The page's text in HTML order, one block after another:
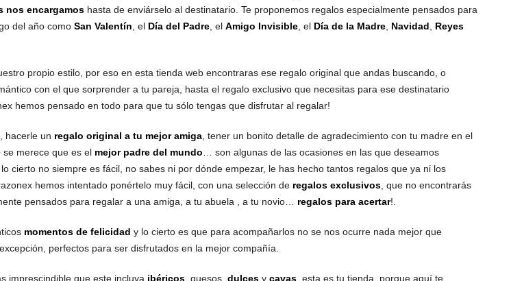
nos encargamoshasta de enviárselo al destinatario. Te proponemos regalos especialmente pensados para
del año como San Valentín , elDía del Padre, el Amigo Invisible, el Día de la Madre, Navidad
Reyes
propio estilo, por eso en esta tienda web encontraras ese regalo original que andas buscando, o
con el que sorprender a tu pareja, hasta el regalo exclusivo que necesitas para ese destinatario
hemos pensado en todo para que tu sólo tengas que disfrutar al regalar!
, hacerle un regalo original a tu mejor amiga, tener un bonito detalle de agradecimiento con tu madre en el
merece que es el mejor padre del mundo … son algunas de las ocasiones en las que deseamos
cierto no siempre es fácil, no sabes ni por dónde empezar, le has hecho tantos regalos que ya ni los
hemos intentado ponértelo muy fácil, con una selección de regalos exclusivos, que no encontrarás
pensados para regalar a una amiga, a tu abuela , a tu novio… regalos para acertar!.
momentos de felicidad y lo cierto es que para acompañarlos no se nos ocurre nada mejor que
perfectos para ser disfrutados en la mejor compañía.
imprescindible que este incluya ibéricos, quesos, dulcesy cavas, esta es tu tienda, porque aquí te